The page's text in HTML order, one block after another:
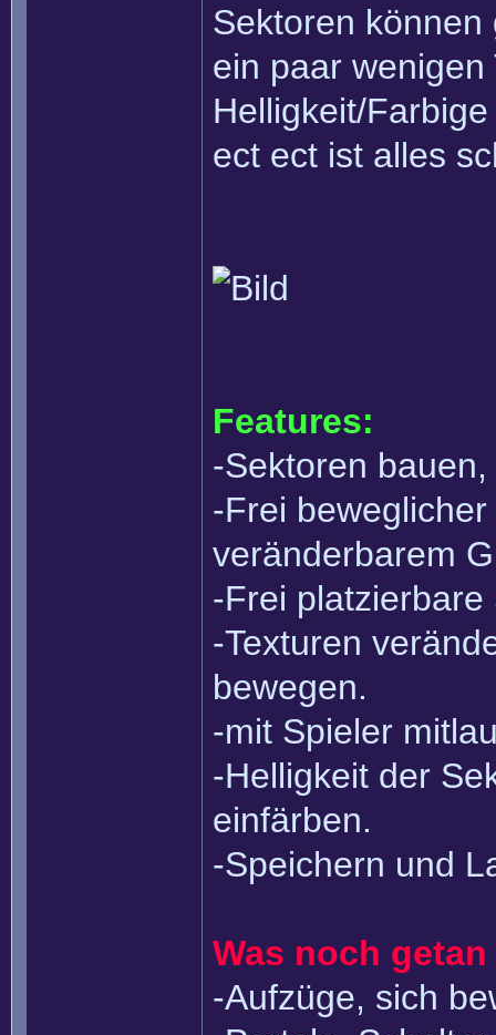
Sektoren
ein paar
Helligkeit/
ect ect ist alles
Features:
-Sektoren
-Frei
veränderbarem
-Frei platzierbare
-Texturen
bewegen.
-mit Spieler
-Helligkeit der
einfärben.
-Speichern und
Was noch
-Aufzüge, sich